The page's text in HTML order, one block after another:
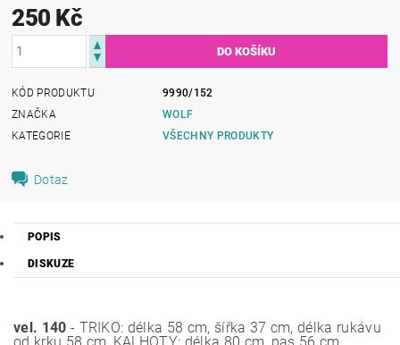
250 Kč
KÓD PRODUKTU
9990/152
ZNAČKA
WOLF
KATEGORIE
VŠECHNY PRODUKTY
Dotaz
POPIS
DISKUZE
vel. 140 - TRIKO: délka 58 cm, šířka 37 cm, délka rukávu